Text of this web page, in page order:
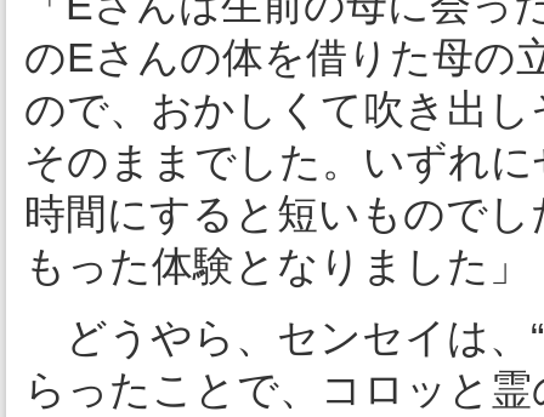
のEさんの体を借りた母の
ので、おかしくて吹き出
そのままでした。いずれ
時間にすると短いもので
もった体験となりました」
どうやら、センセイは、
らったことで、コロッと